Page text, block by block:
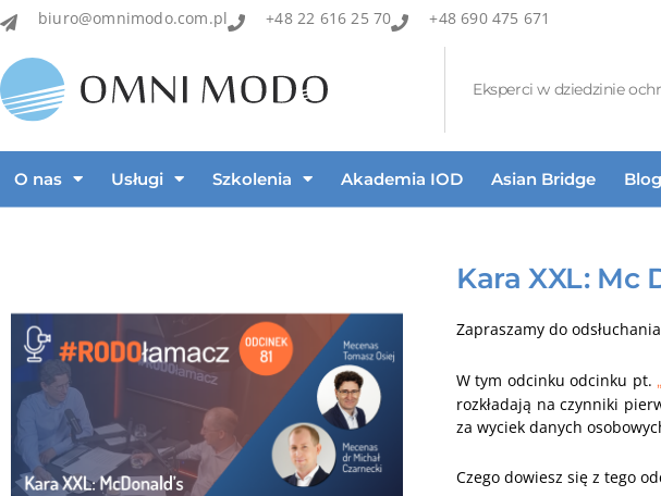
biuro@omnimodo.com.pl +48 22 616 25 70 +48 690 475 671
Eksperci w dziedzinie
O nas Usługi Szkolenia Akademia IOD Asian Bridge Blog
Kara XXL: Mc
Zapraszamy do odsłuchania
W tym odcinku odcinku pt.
rozkładają na czynniki
za wyciek danych
Czego dowiesz się z tego